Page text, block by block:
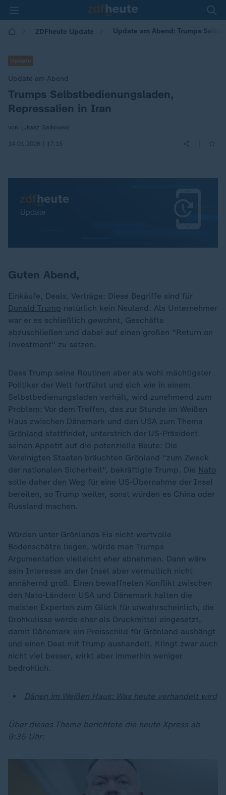
ZDFheute Update Update am Abend: Trumps
Update
Update am Abend
:
Trumps Selbstbedienungsladen,
Repressalien in Iran
von Lukasz Galkowski
14.01.2026 | 17:15
Guten Abend,
Einkäufe, Deals, Verträge: Diese Begriffe sind für
Donald Trump natürlich kein Neuland. Als Unternehmer
war er es schließlich gewohnt, Geschäfte
abzuschließen und dabei auf einen großen "Return on
Investment" zu setzen.
Dass Trump seine Routinen aber als wohl mächtigster
Politiker der Welt fortführt und sich wie in einem
Selbstbedienungsladen verhält, wird zunehmend zum
Problem: Vor dem Treffen, das zur Stunde im Weißen
Haus zwischen Dänemark und den USA zum Thema
Grönland stattfindet, unterstrich der US-Präsident
seinen Appetit auf die potenzielle Beute: Die
Vereinigten Staaten bräuchten Grönland "zum Zweck
der nationalen Sicherheit", bekräftigte Trump. Die Nato
solle daher den Weg für eine US-Übernahme der Insel
bereiten, so Trump weiter, sonst würden es China oder
Russland machen.
Würden unter Grönlands Eis nicht wertvolle
Bodenschätze liegen, würde man Trumps
Argumentation vielleicht eher abnehmen. Dann wäre
sein Interesse an der Insel aber vermutlich nicht
annähernd groß. Einen bewaffneten Konflikt zwischen
den Nato-Ländern USA und Dänemark halten die
meisten Experten zum Glück für unwahrscheinlich, die
Drohkulisse werde eher als Druckmittel eingesetzt,
damit Dänemark ein Preisschild für Grönland aushängt
und einen Deal mit Trump aushandelt. Klingt zwar auch
nicht viel besser, wirkt aber immerhin weniger
bedrohlich.
Dänen im Weißen Haus: Was heute verhandelt wird
Über dieses Thema berichtete die heute Xpress ab
9:35 Uhr: